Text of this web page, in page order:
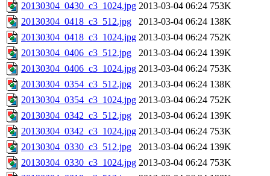
20130304_0430_c3_1024.jpg 2013-03-04 06:24 753K
20130304_0418_c3_512.jpg
2013-03-04 06:24 138K
20130304_0418_c3_1024.jpg 2013-03-04 06:24 752K
20130304_0406_c3_512.jpg
2013-03-04 06:24 139K
20130304_0406_c3_1024.jpg 2013-03-04 06:24 753K
20130304_0354_c3_512.jpg
2013-03-04 06:24 138K
20130304_0354_c3_1024.jpg 2013-03-04 06:24 752K
20130304_0342_c3_512.jpg
2013-03-04 06:24 139K
20130304_0342_c3_1024.jpg 2013-03-04 06:24 753K
20130304_0330_c3_512.jpg
2013-03-04 06:24 139K
20130304_0330_c3_1024.jpg 2013-03-04 06:24 753K